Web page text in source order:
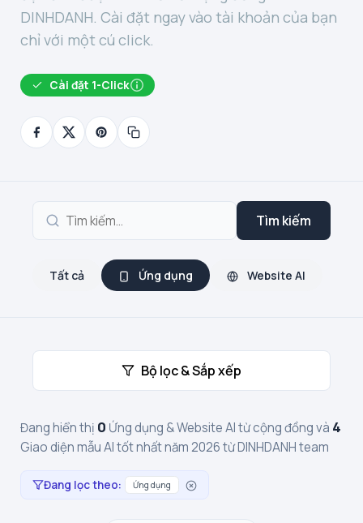
DINHDANH. Cài đặt ngay vào tài khoản của bạn
chỉ với một cú click.
Cài đặt 1-Click
Tìm kiếm
Tất cả Ứng dụng Website AI
Bộ lọc & Sắp xếp
Đang hiển thị 0 Ứng dụng & Website AI từ cộng đồng và 4
Giao diện mẫu AI tốt nhất năm 2026 từ DINHDANH team
Đang lọc theo: Ứng dụng